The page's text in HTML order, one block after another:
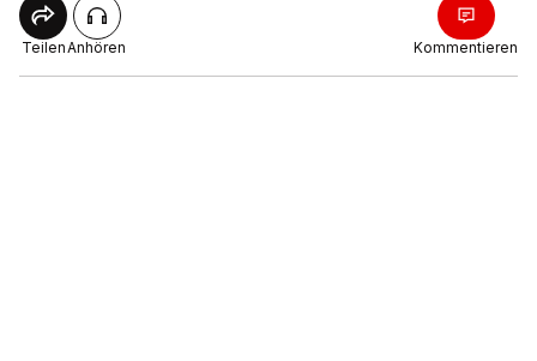
TeilenAnhören Kommentieren